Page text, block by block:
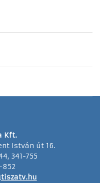
Kft.
István út 16.
341-755
852